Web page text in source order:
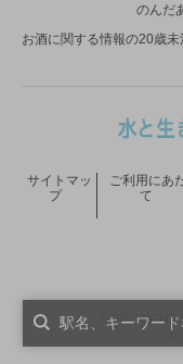
のんだ
お酒に関する情報の20歳
サイトマッ
プ
ご利用にあ
て